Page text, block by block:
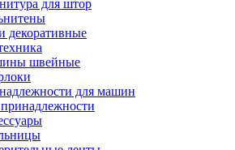
для штор
декоративные
швейные
для машин